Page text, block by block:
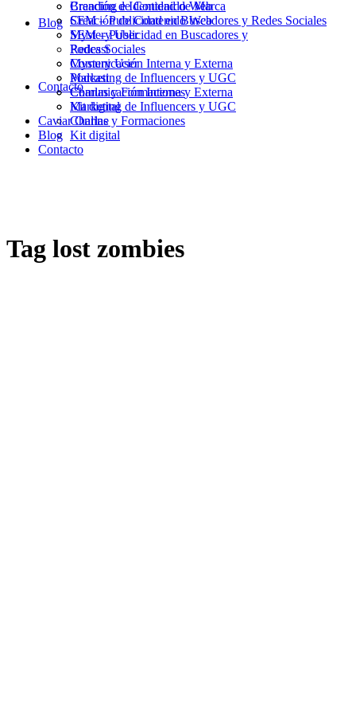
Branding e Identidad de Marca
Creación de Contenido Web
SEM – Publicidad en Buscadores y
Redes Sociales
Mystery User
Podcast
Comunicación Interna y Externa
Marketing de Influencers y UGC
Charlas y Formaciones
Kit digital
Blog
Contacto
Creación de Contenido Web
SEM – Publicidad en Buscadores y Redes Sociales
Mystery User
Podcast
Comunicación Interna y Externa
Marketing de Influencers y UGC
Charlas y Formaciones
Kit digital
Caviar Online
Blog
Contacto
Tag lost zombies